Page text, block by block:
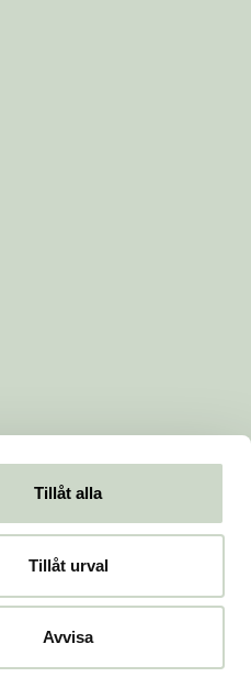
Tillåt alla
Tillåt urval
Avvisa